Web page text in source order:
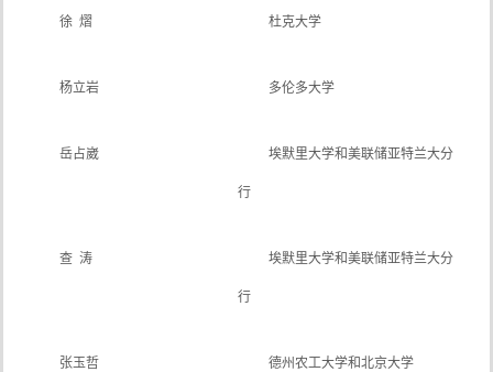
徐 熠 杜克大学
杨立岩 多伦多大学
岳占崴 埃默里大学和美联储亚特兰大分
行
查 涛 埃默里大学和美联储亚特兰大分
行
张玉哲 德州农工大学和北京大学